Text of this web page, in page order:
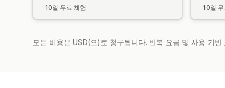
10일 무료 체험 10일 무
모든 비용은 USD(으)로 청구됩니다. 반복 요금 및 사용 기